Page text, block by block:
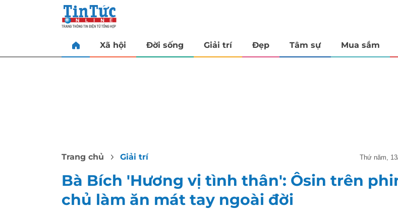
Xã hội Đời sống Giải trí Đẹp Tâm sự Mua sắm
Trang chủ Giải trí thứ năm,
Bà Bích 'Hương vị tình thân': Ôsin trên
chủ làm ăn mát tay ngoài đời